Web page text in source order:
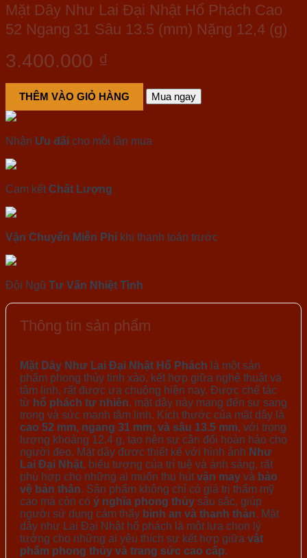
Mặt Dây Như Lai Đại Nhật Hổ Phách Cao
52 Ngang 31 Sâu 13.5 (mm) Nặng 12,4 (g)
3.400.000 ₫
THÊM VÀO GIỎ HÀNG Mua ngay
Nhận Ưu đãi cho mỗi lần mua
Cam kết Chất Lượng
Vận Chuyển Miễn Phí khi thanh toán trước
Đội Ngũ Tư Vấn Nhiệt Tình
Thông tin sản phẩm
Mặt Dây Như Lai Đại Nhật Hổ Phách là một sản
phẩm phong thủy tinh xảo, kết hợp giữa nghệ thuật và
tâm linh, rất được ưa chuộng hiện nay. Được chế tác
từ hổ phách tự nhiên, mặt dây này mang đến sự sang
trọng và sức mạnh tâm linh. Kích thước của mặt dây là
cao 52 mm, ngang 31 mm, và sâu 13.5 mm, với trọng
lượng khoảng 12.4 g, tạo nên sự cân đối hoàn hảo cho
người đeo. Mặt dây được thiết kế với hình ảnh Như
Lai Đại Nhật, biểu tượng của trí tuệ và ánh sáng, rất
phù hợp cho những ai muốn thu hút vận may và bảo
vệ bản thân. Sản phẩm không chỉ có giá trị thẩm mỹ
cao mà còn có ý nghĩa phong thủy sâu sắc, giúp
người sử dụng cảm thấy bình an và thanh thản. Mặt
dây như Lai Đại Nhật hổ phách là một lựa chọn lý
tưởng cho những ai yêu thích sự kết hợp giữa vật
phẩm phong thủy và trang sức cao cấp.